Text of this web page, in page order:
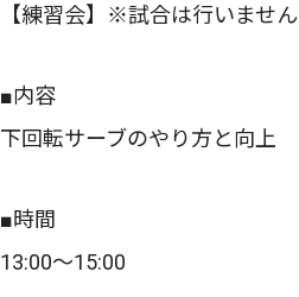
【練習会】※試合は行いません
■内容
下回転サーブのやり方と向上
■時間
13:00〜15:00